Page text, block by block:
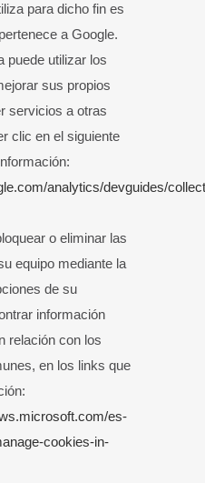
para dicho fin es
a Google.
puede utilizar los
sus propios
servicios a otras
clic en el siguiente
analytics/devguides/
o eliminar las
equipo mediante la
de su
información
relación con los
en los links que
es-
cookies-in-